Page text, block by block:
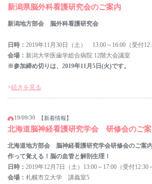
新潟県脳外科看護研究会のご案内
新潟地方部会 脳外科看護研究会
日時： 2019年11月30日（土） 13:00～16:00（受付
会場： 新潟大学医歯学総合病院 12階大会議室
※参加締め切りは、2019年11月5日(火)です。
>続きを見る
19/09/30 【新着情報】
北海道脳神経看護研究学会 研修会のご
北海道地方部会 脳神経看護研究学会研修会のご案
作って覚える！脳の血管と解剖生理！
日時： 2019年12月7日（土）13:00～17:00（受付12:30
会場： 札幌市立大学 講義室5